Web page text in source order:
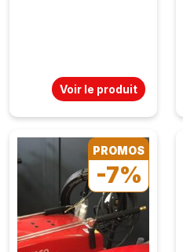
Voir le produit
PROMOS
-7%